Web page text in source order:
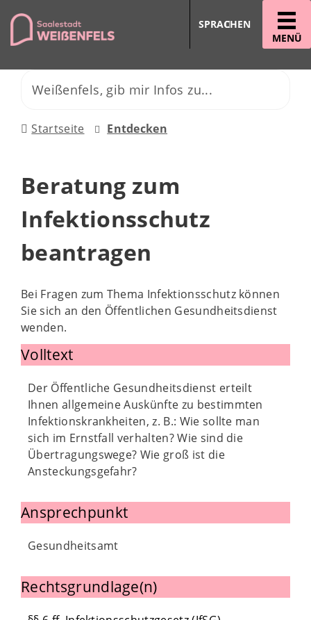
MENÜ
SPRACHEN
Startseite Entdecken
Beratung zum
Infektionsschutz
beantragen
Bei Fragen zum Thema Infektionsschutz können
Sie sich an den Öffentlichen Gesundheitsdienst
wenden.
Volltext
Der Öffentliche Gesundheitsdienst erteilt
Ihnen allgemeine Auskünfte zu bestimmten
Infektionskrankheiten, z. B.: Wie sollte man
sich im Ernstfall verhalten? Wie sind die
Übertragungswege? Wie groß ist die
Ansteckungsgefahr?
Ansprechpunkt
Gesundheitsamt
Rechtsgrundlage(n)